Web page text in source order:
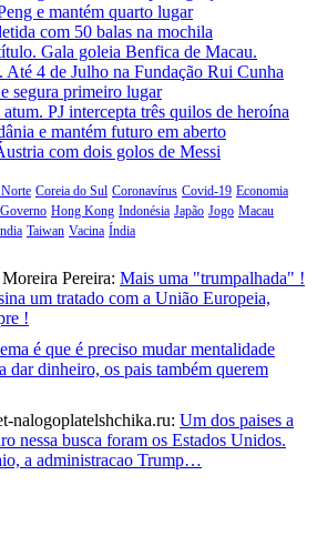
e mantém quarto lugar
com 50 balas na mochila
Gala goleia Benfica de Macau.
Até 4 de Julho na Fundação Rui Cunha
segura primeiro lugar
PJ intercepta três quilos de heroína
e mantém futuro em aberto
com dois golos de Messi
Coreia do Sul Coronavírus Covid-19 Economia
Governo Hong Kong Indonésia Japão Jogo Macau
Taiwan Vacina Índia
Pereira: Mais uma "trumpalhada" !
um tratado com a União Europeia,
!
é que é preciso mudar mentalidade
dar dinheiro, os pais também querem
nalogoplatelshchika.ru: Um dos paises a
nessa busca foram os Estados Unidos.
a administracao Trump…